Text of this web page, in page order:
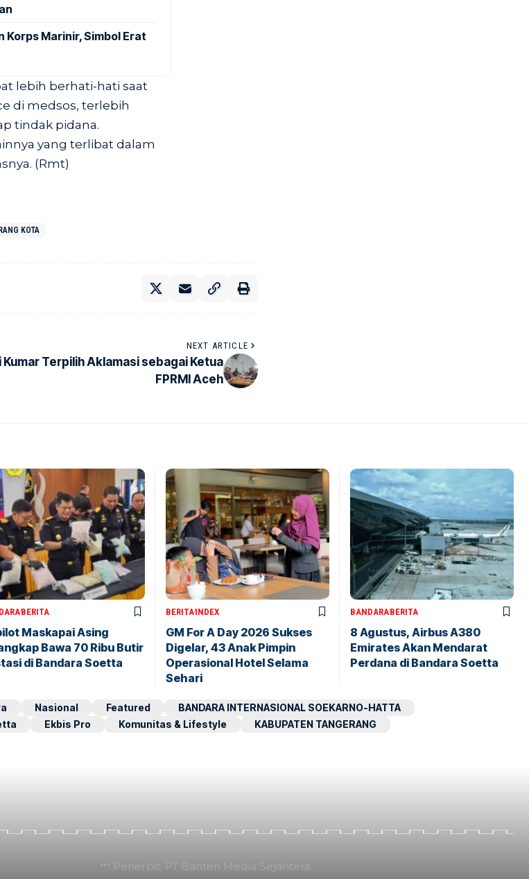
Korps Marinir, Simbol Erat
lebih berhati-hati saat
di medsos, terlebih
tindak pidana.
yang terlibat dalam
(Rmt)
KOTA
NEXT ARTICLE
Kumar Terpilih Aklamasi sebagai Ketua
FPRMI Aceh
BERITA
Maskapai Asing
Bawa 70 Ribu Butir
di Bandara Soetta
BERITAINDEX
GM For A Day 2026 Sukses
Digelar, 43 Anak Pimpin
Operasional Hotel Selama
Sehari
BANDARABERITA
8 Agustus, Airbus A380
Emirates Akan Mendarat
Perdana di Bandara Soetta
Nasional Featured
BANDARA INTERNASIONAL SOEKARNO-HATTA
Ekbis Pro Komunitas & Lifestyle KABUPATEN TANGERANG
Penerbit: PT Banten Media Sejahtera